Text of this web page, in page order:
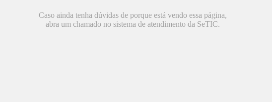
Caso ainda tenha dúvidas de porque está vendo essa página,
abra um chamado no sistema de atendimento da SeTIC.